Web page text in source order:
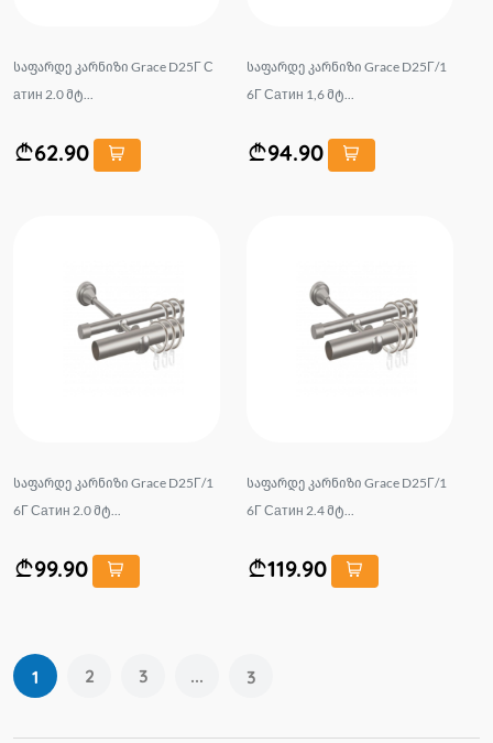
საფარდე კარნიზი Grace D25Г С
атин 2.0 მტ...
62.90
საფარდე კარნიზი Grace D25Г/1
6Г Сатин 1,6 მტ...
94.90
საფარდე კარნიზი Grace D25Г/1
6Г Сатин 2.0 მტ...
99.90
საფარდე კარნიზი Grace D25Г/1
6Г Сатин 2.4 მტ...
119.90
1 2 3 ... 3